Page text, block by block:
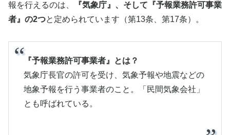
報を行えるのは、
『気象庁』、そして『予報業務許可事業
者』の2つと定められています（第13条、第17条）。
『予報業務許可事業者』とは？
気象庁長官の許可を受け、気象予報や地震などの
地象予報を行う事業者のこと。「民間気象会社」
とも呼ばれている。